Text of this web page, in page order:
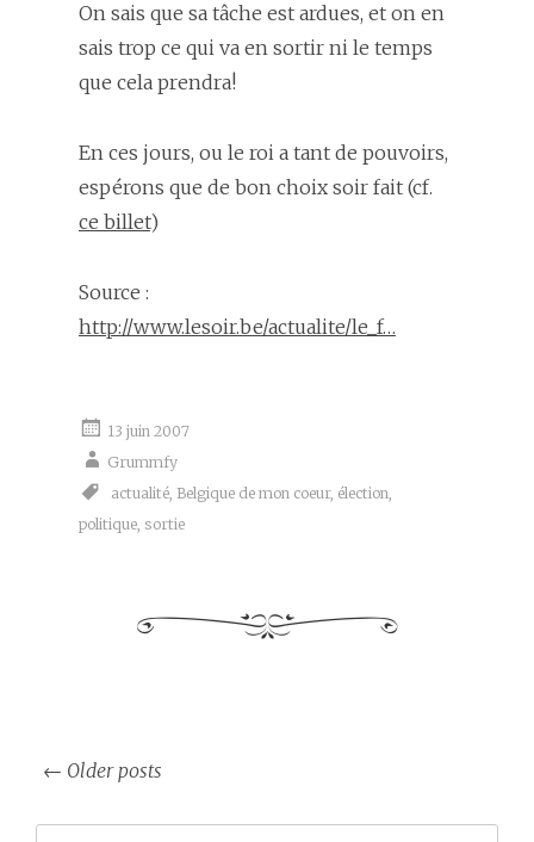
On sais que sa tâche est ardues, et on en
sais trop ce qui va en sortir ni le temps
que cela prendra!
En ces jours, ou le roi a tant de pouvoirs,
espérons que de bon choix soir fait (cf.
ce billet)
Source :
http://www.lesoir.be/actualite/le_f…
13 juin 2007
Grummfy
actualité, Belgique de mon coeur, élection,
politique, sortie
Post
navigation
← Older posts